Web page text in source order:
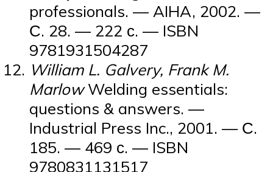
professionals. — AIHA, 2002. —
С. 28. — 222 с. — ISBN
9781931504287
William L. Galvery, Frank M.
MarlowWelding essentials:
questions & answers. —
Industrial Press Inc., 2001. — С.
185. — 469 с. — ISBN
9780831131517